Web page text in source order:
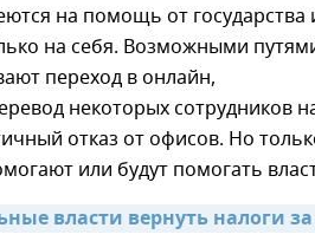
на помощь от государства
на себя. Возможными
переход в онлайн,
некоторых сотрудников
отказ от офисов. Но
или будут помогать
власти вернуть налоги за